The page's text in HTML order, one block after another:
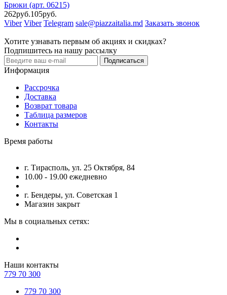
Брюки (арт. 06215)
262руб.105руб.
Viber Viber Telegram sale@piazzaitalia.md Заказать звонок
Хотите узнавать первым об акциях и скидках?
Подпишитесь на нашу рассылку
Подписаться
Информация
Рассрочка
Доставка
Возврат товара
Таблица размеров
Контакты
Время работы
г. Тирасполь, ул. 25 Октября, 84
10.00 - 19.00 ежедневно
г. Бендеры, ул. Советская 1
Магазин закрыт
Мы в социальных сетях:
Наши контакты
779 70 300
779 70 300